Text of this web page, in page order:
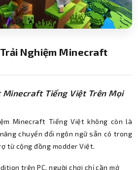
Nghiệm Minecraft
Minecraft Tiếng Việt Trên Mọi
Minecraft Tiếng Việt không còn là
chuyển đổi ngôn ngữ sẵn có trong
từ cộng đồng modder Việt.
trên PC, người chơi chỉ cần mở